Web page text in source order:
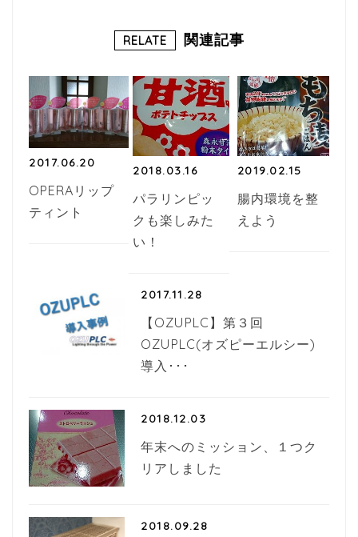
o
k
RELATE 関連記事
2017.06.20
OPERAリップ
ティント
2018.03.16
パラリンピッ
クも楽しみた
い！
2019.02.15
腸内環境を整
えよう
2017.11.28
【OZUPLC】第３回
OZUPLC(オズピーエルシー)
導入･･･
2018.12.03
年末へのミッション、１つク
リアしました
2018.09.28